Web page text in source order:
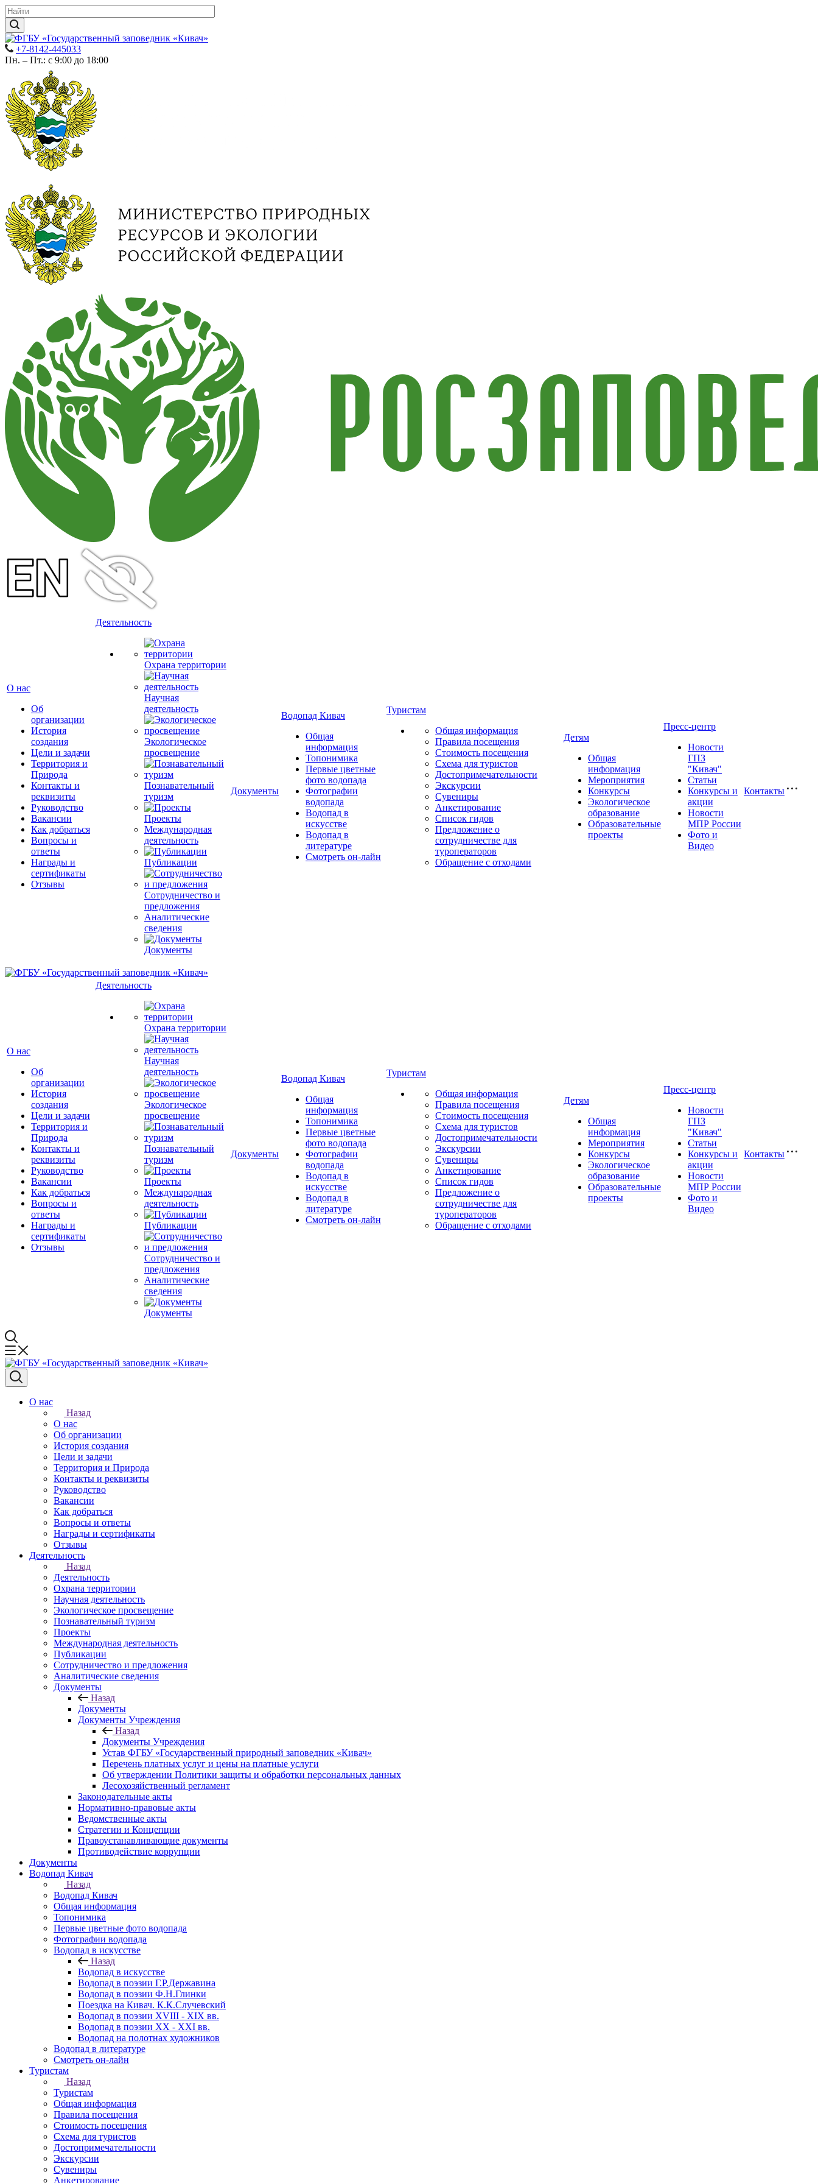
+7-8142-445033
Пн. – Пт.: с 9:00 до 18:00
О нас
Об
организации
История
создания
Цели и задачи
Территория и
Природа
Контакты и
реквизиты
Руководство
Вакансии
Как добраться
Вопросы и
ответы
Награды и
сертификаты
Отзывы
Деятельность
Охрана территории
Научная
деятельность
Экологическое
просвещение
Познавательный
туризм
Проекты
Международная
деятельность
Публикации
Сотрудничество и
предложения
Аналитические
сведения
Документы
Документы
Водопад Кивач
Общая
информация
Топонимика
Первые цветные
фото водопада
Фотографии
водопада
Водопад в
искусстве
Водопад в
литературе
Смотреть он-лайн
Туристам
Общая информация
Правила посещения
Стоимость посещения
Схема для туристов
Достопримечательности
Экскурсии
Сувениры
Анкетирование
Список гидов
Предложение о
сотрудничестве для
туроператоров
Обращение с отходами
Детям
Общая
информация
Мероприятия
Конкурсы
Экологическое
образование
Образовательные
проекты
Пресс-центр
Новости
ГПЗ
"Кивач"
Статьи
Конкурсы и
акции
Новости
МПР России
Фото и
Видео
Контакты
О нас
Об
организации
История
создания
Цели и задачи
Территория и
Природа
Контакты и
реквизиты
Руководство
Вакансии
Как добраться
Вопросы и
ответы
Награды и
сертификаты
Отзывы
Деятельность
Охрана территории
Научная
деятельность
Экологическое
просвещение
Познавательный
туризм
Проекты
Международная
деятельность
Публикации
Сотрудничество и
предложения
Аналитические
сведения
Документы
Документы
Водопад Кивач
Общая
информация
Топонимика
Первые цветные
фото водопада
Фотографии
водопада
Водопад в
искусстве
Водопад в
литературе
Смотреть он-лайн
Туристам
Общая информация
Правила посещения
Стоимость посещения
Схема для туристов
Достопримечательности
Экскурсии
Сувениры
Анкетирование
Список гидов
Предложение о
сотрудничестве для
туроператоров
Обращение с отходами
Детям
Общая
информация
Мероприятия
Конкурсы
Экологическое
образование
Образовательные
проекты
Пресс-центр
Новости
ГПЗ
"Кивач"
Статьи
Конкурсы и
акции
Новости
МПР России
Фото и
Видео
Контакты
О нас
Назад
О нас
Об организации
История создания
Цели и задачи
Территория и Природа
Контакты и реквизиты
Руководство
Вакансии
Как добраться
Вопросы и ответы
Награды и сертификаты
Отзывы
Деятельность
Назад
Деятельность
Охрана территории
Научная деятельность
Экологическое просвещение
Познавательный туризм
Проекты
Международная деятельность
Публикации
Сотрудничество и предложения
Аналитические сведения
Документы
Назад
Документы
Документы Учреждения
Назад
Документы Учреждения
Устав ФГБУ «Государственный природный заповедник «Кивач»
Перечень платных услуг и цены на платные услуги
Об утверждении Политики защиты и обработки персональных данных
Лесохозяйственный регламент
Законодательные акты
Нормативно-правовые акты
Ведомственные акты
Стратегии и Концепции
Правоустанавливающие документы
Противодействие коррупции
Документы
Водопад Кивач
Назад
Водопад Кивач
Общая информация
Топонимика
Первые цветные фото водопада
Фотографии водопада
Водопад в искусстве
Назад
Водопад в искусстве
Водопад в поэзии Г.Р.Державина
Водопад в поэзии Ф.Н.Глинки
Поездка на Кивач. К.К.Случевский
Водопад в поэзии XVIII - XIX вв.
Водопад в поэзии XX - XXI вв.
Водопад на полотнах художников
Водопад в литературе
Смотреть он-лайн
Туристам
Назад
Туристам
Общая информация
Правила посещения
Стоимость посещения
Схема для туристов
Достопримечательности
Экскурсии
Сувениры
Анкетирование